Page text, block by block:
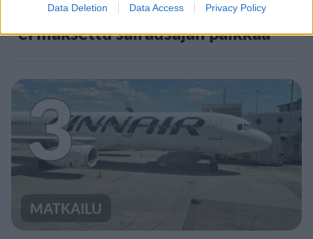
Data Deletion Data Access Privacy Policy
sairauslomatodistuksia – neljälle
ei maksettu sairausajan palkkaa
3
MATKAILU